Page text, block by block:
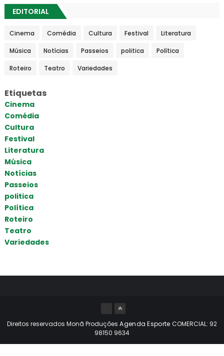
EDITORIAL
Cinema Comédia Cultura Festival Literatura
Música Notícias Passeios politica Política
Roteiro Teatro Variedades
Etiquetas
Cinema
Comédia
Cultura
Festival
Literatura
Música
Notícias
Passeios
politica
Política
Roteiro
Teatro
Variedades
Direitos reservados Monã ProduçõesAgenda Esporte COMERCIAL: 92
98150 9634